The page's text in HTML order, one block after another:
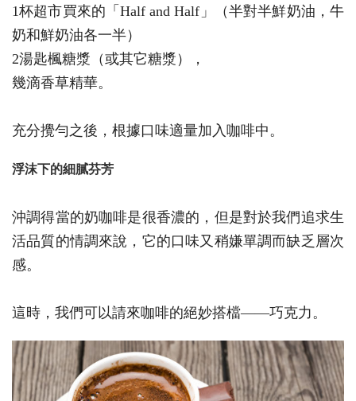
1杯超市買來的「Half and Half」（半對半鮮奶油，牛
奶和鮮奶油各一半）
2湯匙楓糖漿（或其它糖漿），
幾滴香草精華。
充分攪勻之後，根據口味適量加入咖啡中。
浮沫下的細膩芬芳
沖調得當的奶咖啡是很香濃的，但是對於我們追求生
活品質的情調來說，它的口味又稍嫌單調而缺乏層次
感。
這時，我們可以請來咖啡的絕妙搭檔——巧克力。